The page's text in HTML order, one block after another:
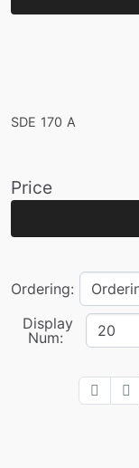
SDE 170 A
Price
Ordering:
Display
Num: